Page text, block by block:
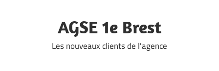
AGSE 1e Brest
Les nouveaux clients de l'agence